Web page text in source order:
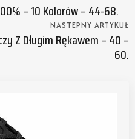
– 10 Kolorów – 44-68.
NASTEPNY ARTYKUŁ
Z Długim Rękawem – 40 –
60.